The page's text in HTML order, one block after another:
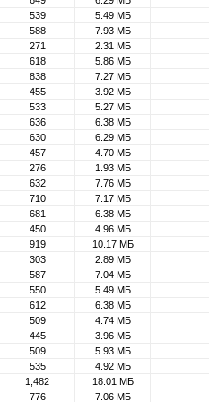
539 5.49 МБ
588 7.93 МБ
271 2.31 МБ
618 5.86 МБ
838 7.27 МБ
455 3.92 МБ
533 5.27 МБ
636 6.38 МБ
630 6.29 МБ
457 4.70 МБ
276 1.93 МБ
632 7.76 МБ
710 7.17 МБ
681 6.38 МБ
450 4.96 МБ
919 10.17 МБ
303 2.89 МБ
587 7.04 МБ
550 5.49 МБ
612 6.38 МБ
509 4.74 МБ
445 3.96 МБ
509 5.93 МБ
535 4.92 МБ
1,482 18.01 МБ
776 7.06 МБ